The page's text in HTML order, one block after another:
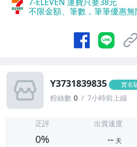
不限金額、筆數，筆筆優惠無
Y3731839835 實名
粉絲數 0 7小時前上線
正評
0%
出貨速度
-- 天